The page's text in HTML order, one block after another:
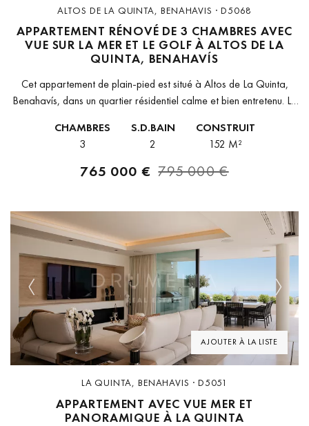
ALTOS DE LA QUINTA, BENAHAVIS · D5068
APPARTEMENT RÉNOVÉ DE 3 CHAMBRES AVEC
VUE SUR LA MER ET LE GOLF À ALTOS DE LA
QUINTA, BENAHAVÍS
Cet appartement de plain-pied est situé à Altos de La Quinta,
Benahavís, dans un quartier résidentiel calme et bien entretenu. La
CHAMBRES
3
S.D.BAIN
2
CONSTRUIT
152 M²
765 000 € 795 000 €
AJOUTER À LA LISTE
Previous Next
LA QUINTA, BENAHAVIS · D5051
APPARTEMENT AVEC VUE MER ET
PANORAMIQUE À LA QUINTA